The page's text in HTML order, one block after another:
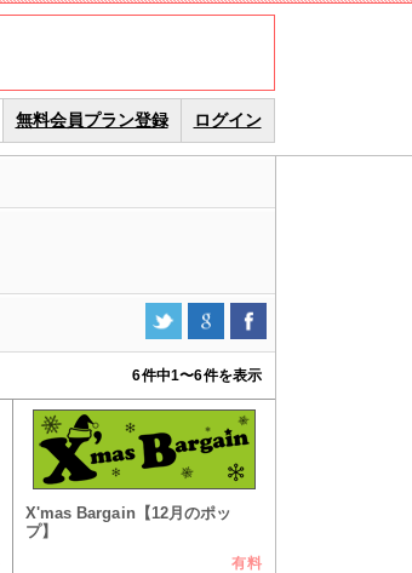
6件中1〜6件を表示
X'mas Bargain【12月のポッ
プ】
有料
無料会員プラン登録 ログイン